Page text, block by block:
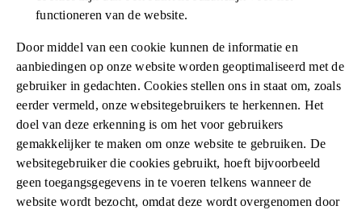
functioneren van de website.
Door middel van een cookie kunnen de informatie en
aanbiedingen op onze website worden geoptimaliseerd met de
gebruiker in gedachten. Cookies stellen ons in staat om, zoals
eerder vermeld, onze websitegebruikers te herkennen. Het
doel van deze erkenning is om het voor gebruikers
gemakkelijker te maken om onze website te gebruiken. De
websitegebruiker die cookies gebruikt, hoeft bijvoorbeeld
geen toegangsgegevens in te voeren telkens wanneer de
website wordt bezocht, omdat deze wordt overgenomen door